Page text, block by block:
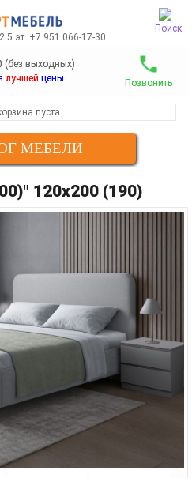
Поиск
эт. +7 951 066-17-30
(без выходных)
лучшей цены Позвонить
пуста
МЕБЕЛИ
120х200 (190)